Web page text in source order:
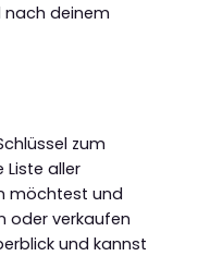
nach deinem
zum
Liste aller
möchtest und
oder verkaufen
und kannst